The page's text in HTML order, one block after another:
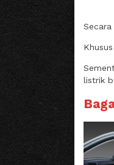
listrik